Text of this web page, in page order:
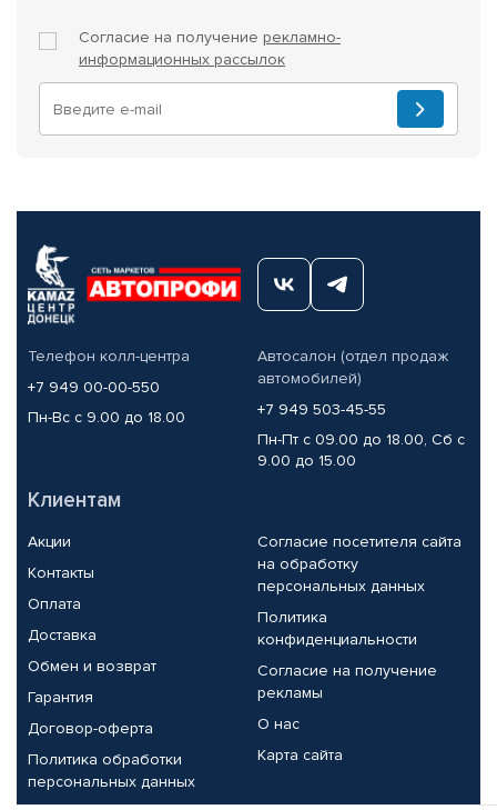
Согласие на получение рекламно-
информационных рассылок
Телефон колл-центра
+7 949 00-00-550
Пн-Вс с 9.00 до 18.00
Автосалон (отдел продаж
автомобилей)
+7 949 503-45-55
Пн-Пт с 09.00 до 18.00, Сб с
9.00 до 15.00
Клиентам
Акции
Контакты
Оплата
Доставка
Обмен и возврат
Гарантия
Договор-оферта
Политика обработки
персональных данных
Согласие посетителя сайта
на обработку
персональных данных
Политика
конфиденциальности
Согласие на получение
рекламы
О нас
Карта сайта